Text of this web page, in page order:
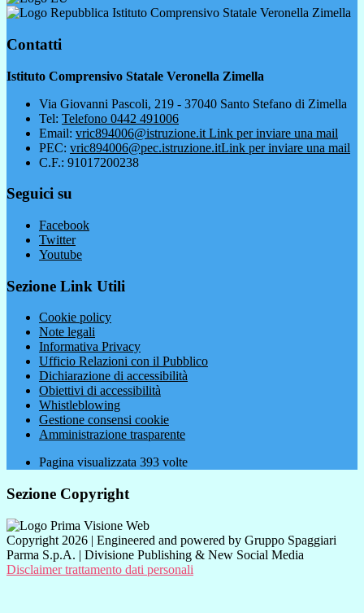
Istituto Comprensivo Statale Veronella Zimella
Contatti
Istituto Comprensivo Statale Veronella Zimella
Via Giovanni Pascoli, 219 - 37040 Santo Stefano di Zimella
Tel: Telefono 0442 491006
Email: vric894006@istruzione.it Link per inviare una mail
PEC: vric894006@pec.istruzione.itLink per inviare una mail
C.F.: 91017200238
Seguici su
Facebook
Twitter
Youtube
Sezione Link Utili
Cookie policy
Note legali
Informativa Privacy
Ufficio Relazioni con il Pubblico
Dichiarazione di accessibilità
Obiettivi di accessibilità
Whistleblowing
Gestione consensi cookie
Amministrazione trasparente
Pagina visualizzata 393 volte
Sezione Copyright
Copyright 2026 | Engineered and powered by Gruppo Spaggiari
Parma S.p.A. | Divisione Publishing & New Social Media
Disclaimer trattamento dati personali